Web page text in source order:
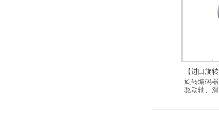
【进口旋
旋转编码
驱动轴、